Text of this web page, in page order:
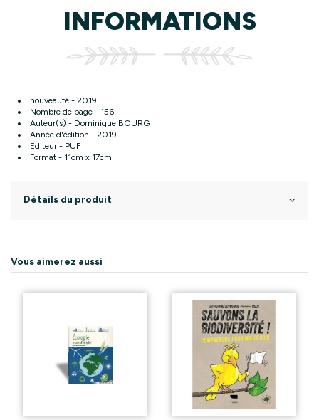
INFORMATIONS
nouveauté - 2019
Nombre de page - 156
Auteur(s) - Dominique BOURG
Année d'édition - 2019
Editeur - PUF
Format - 11cm x 17cm
Détails du produit
Vous aimerez aussi